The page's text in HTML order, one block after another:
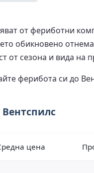
от фериботни
обикновено отнема
от сезона и вида на
ферибота си до
цена